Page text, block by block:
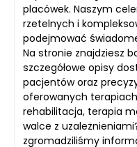
placówek. Naszym
rzetelnych i
podejmować
Na stronie znajdziesz
szczegółowe opisy
pacjentów oraz
oferowanych
rehabilitacja, terapia
walce z
zgromadziliśmy